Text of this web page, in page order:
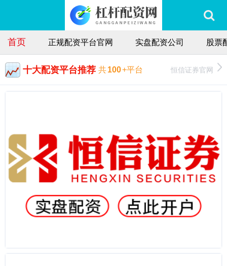
首页 正规配资平台官网 实盘配资公司 股票
十大配资平台推荐 共100+平台 恒信证券官网